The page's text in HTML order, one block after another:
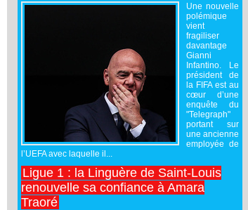
Une nouvelle
polémique
vient
fragiliser
davantage
Gianni
Infantino. Le
président de
la FIFA est au
cœur d’une
enquête du
"Telegraph"
portant sur
une ancienne
employée de
l’UEFA avec laquelle il...
Ligue 1 : la Linguère de Saint-Louis
renouvelle sa confiance à Amara
Traoré